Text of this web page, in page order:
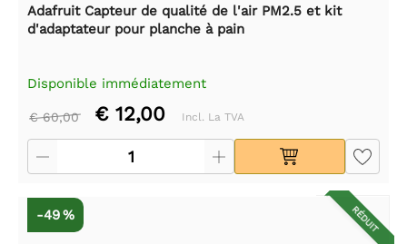
Adafruit Capteur de qualité de l'air PM2.5 et kit
d'adaptateur pour planche à pain
Disponible immédiatement
€ 60,00 € 12,00 Incl. La TVA
RÉDUIT
-49 %